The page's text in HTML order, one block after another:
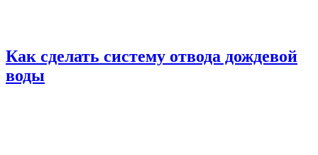
Как сделать систему отвода дождевой
воды